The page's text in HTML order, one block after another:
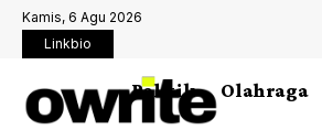
Kamis, 6 Agu 2026
Linkbio
Politik Olahraga